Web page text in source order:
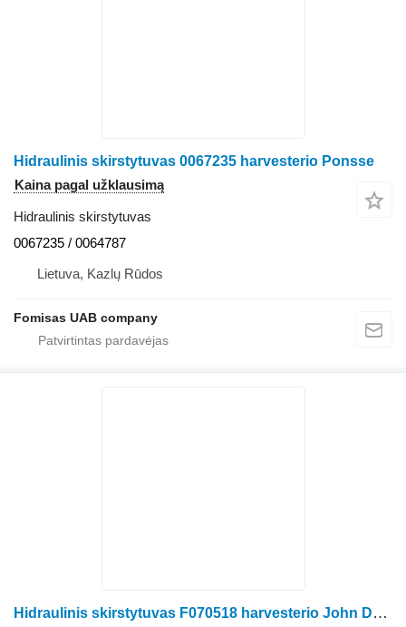
Hidraulinis skirstytuvas 0067235 harvesterio Ponsse
Kaina pagal užklausimą
Hidraulinis skirstytuvas
0067235 / 0064787
Lietuva, Kazlų Rūdos
Fomisas UAB company
Hidraulinis skirstytuvas F070518 harvesterio John Deere 1270 D